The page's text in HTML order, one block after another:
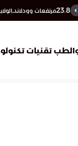
23.8مرتفعات
تقنيات